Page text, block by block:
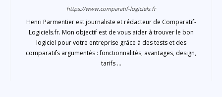
https://www.comparatif-logiciels.fr
Henri Parmentier est journaliste et rédacteur de Comparatif-
Logiciels.fr. Mon objectif est de vous aider à trouver le bon
logiciel pour votre entreprise grâce à des tests et des
comparatifs argumentés : fonctionnalités, avantages, design,
tarifs ...